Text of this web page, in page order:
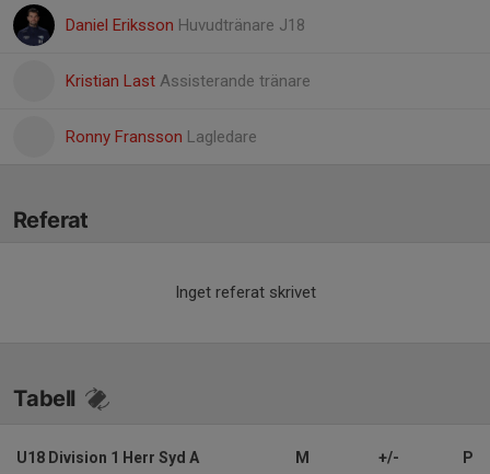
Daniel Eriksson Huvudtränare J18
Kristian Last Assisterande tränare
Ronny Fransson Lagledare
Referat
Inget referat skrivet
Tabell
U18 Division 1 Herr Syd A M +/- P